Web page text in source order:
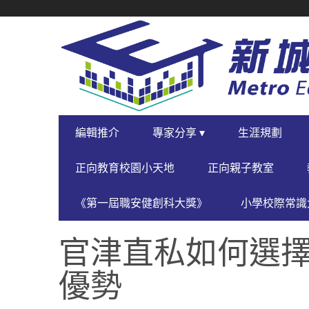
NAVIGATION
PRIMARY
NAVIGATION
編輯推介 專家分享 ▾ 生涯規劃
正向教育校園小天地 正向親子教室
《第一屆職安健創科大獎》 小學校際常
官津直私如何選
優勢